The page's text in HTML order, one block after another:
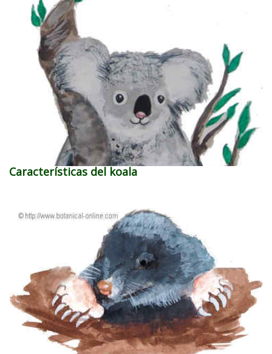
Características del koala